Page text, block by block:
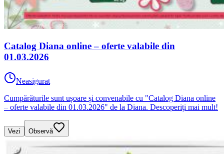
Catalog Diana online – oferte valabile din
01.03.2026
Neasigurat
Cumpărăturile sunt ușoare și convenabile cu "Catalog Diana online
– oferte valabile din 01.03.2026" de la Diana. Descoperiți mai mult!
Vezi Observă